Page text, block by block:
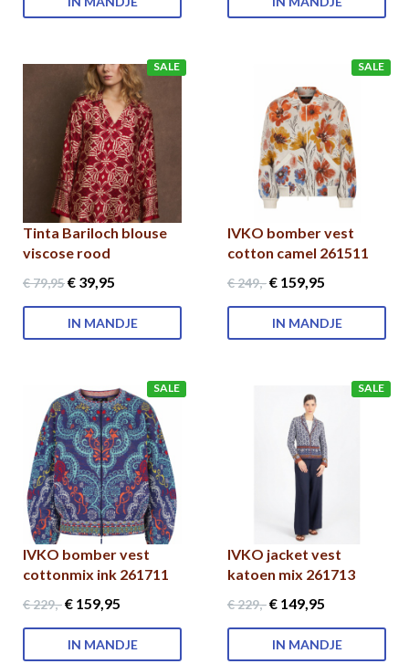
SALE
Tinta Bariloch blouse
viscose rood
€ 79,95€ 39,95
IN MANDJE
SALE
IVKO bomber vest
cotton camel 261511
€ 249,-€ 159,95
IN MANDJE
SALE
IVKO bomber vest
cottonmix ink 261711
€ 229,-€ 159,95
IN MANDJE
SALE
IVKO jacket vest
katoen mix 261713
€ 229,-€ 149,95
IN MANDJE